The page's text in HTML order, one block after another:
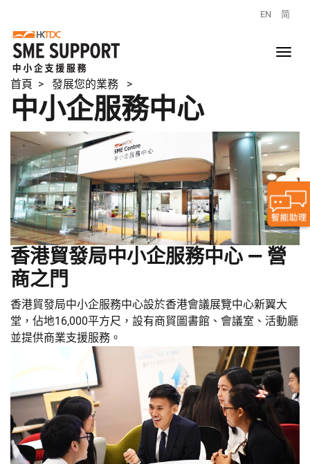
EN 简
首頁 > 發展您的業務 >
中小企服務中心
香港貿發局中小企服務中心 — 營
商之門
香港貿發局中小企服務中心設於香港會議展覽中心新翼大
堂，佔地16,000平方尺，設有商貿圖書館、會議室、活動廳
並提供商業支援服務。